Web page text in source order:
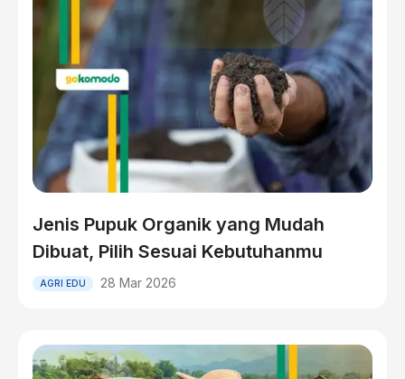
Jenis Pupuk Organik yang Mudah
Dibuat, Pilih Sesuai Kebutuhanmu
AGRI EDU 28 Mar 2026